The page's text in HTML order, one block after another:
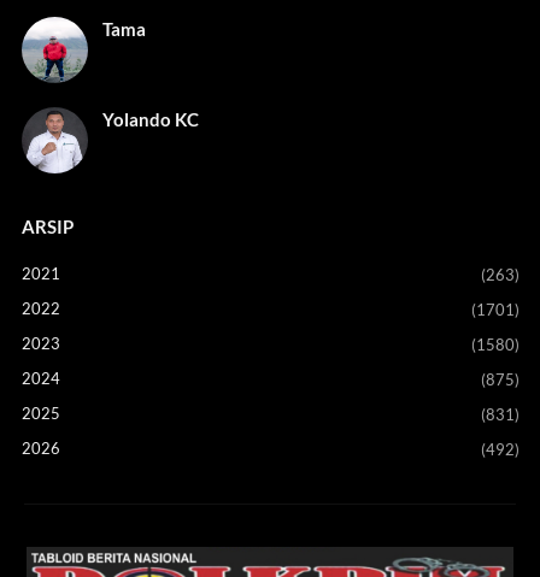
Tama
Yolando KC
ARSIP
2021
(263)
2022
(1701)
2023
(1580)
2024
(875)
2025
(831)
2026
(492)